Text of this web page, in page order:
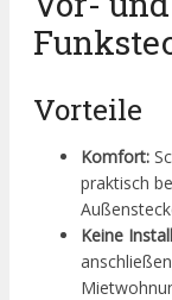
Vorteile
Komfort:
praktisch
Keine